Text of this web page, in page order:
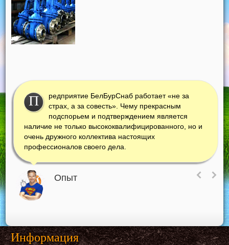
П
редприятие БелБурСнаб работает «не за
страх, а за совесть». Чему прекрасным
подспорьем и подтверждением является
наличие не только высококвалифицированного, но и
очень дружного коллектива настоящих
профессионалов своего дела.
Опыт
Информация